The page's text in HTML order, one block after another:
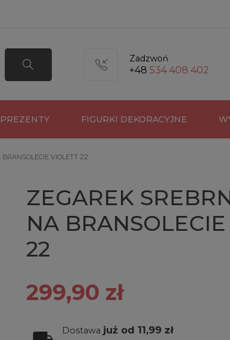
Zadzwoń
+48 534 408 402
FIGURKI DEKORACYJNE
VIOLETT 22
ZEGAREK
NA
22
299,90 zł
Dostawa już od 11,99 zł